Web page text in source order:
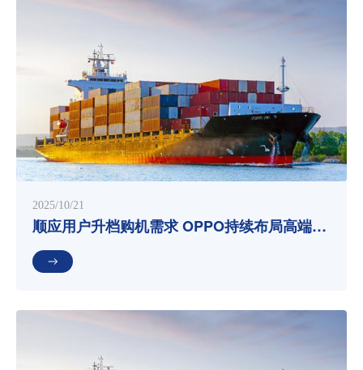
2025/10/21
顺应用户升档购机需求 OPPO持续布局高端机
市场